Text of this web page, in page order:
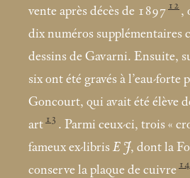
vente après décès de 1897 12 ,
dix numéros supplémentaires
dessins de Gavarni. Ensuite,
six ont été gravés à l’eau-forte
Goncourt, qui avait été élève
art 13 . Parmi ceux-ci, trois «
fameux ex-libris E J, dont la
conserve la plaque de cuivre 14